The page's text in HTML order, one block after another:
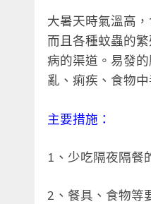
大暑天時氣溫高
而且各種蚊蟲的
病的渠道。易發
亂、痢疾、食物
主要措施：
1、少吃隔夜隔餐
2、餐具、食物等